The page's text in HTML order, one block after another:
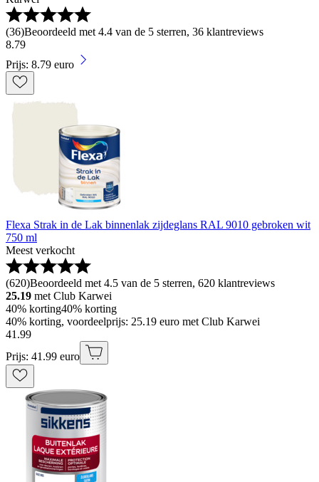
(36)Beoordeeld met 4.4 van de 5 sterren, 36 klantreviews
8.79
Prijs: 8.79 euro
Flexa Strak in de Lak binnenlak zijdeglans RAL 9010 gebroken wit
750 ml
Meest verkocht
(620)Beoordeeld met 4.5 van de 5 sterren, 620 klantreviews
25.19 met Club Karwei
40% korting40% korting
40% korting, voordeelprijs: 25.19 euro met Club Karwei
41 .99
Prijs: 41.99 euro